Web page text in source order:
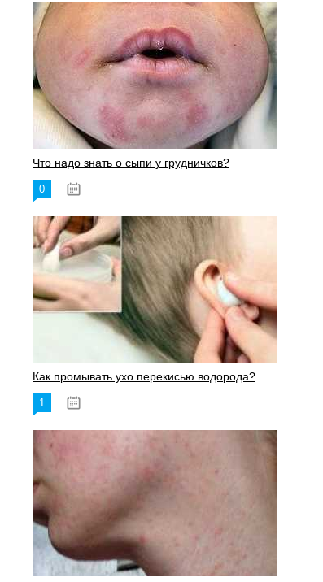
Что надо знать о сыпи у грудничков?
0
Как промывать ухо перекисью водорода?
1